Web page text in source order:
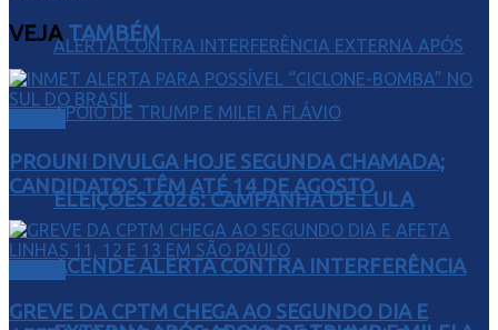
ELEIÇÕES 2026: CAMPANHA DE LULA
ACENDE ALERTA CONTRA INTERFERÊNCIA
VEJATAMBÉM
PROUNI DIVULGA HOJE SEGUNDA CHAMADA;
CANDIDATOS TÊM ATÉ 14 DE AGOSTO
GREVE DA CPTM CHEGA AO SEGUNDO DIA E